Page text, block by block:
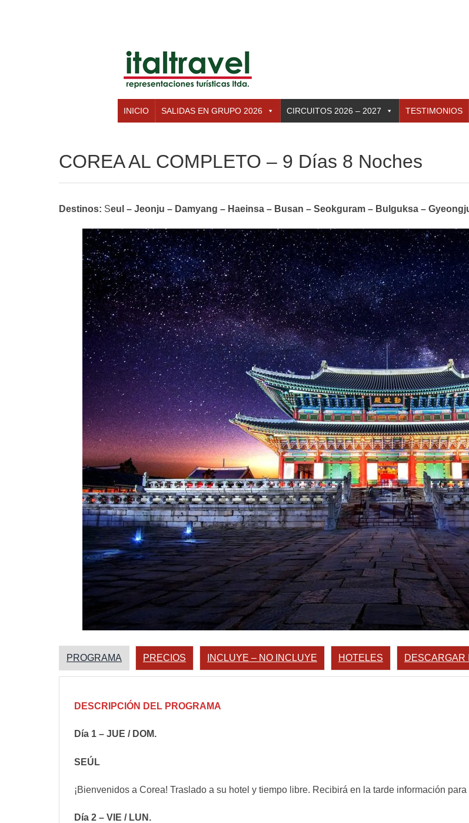
INICIO SALIDAS EN GRUPO 2026 CIRCUITOS 2026 – 2027 TESTIMONIOS
COREA AL COMPLETO – 9 Días 8 Noches
Destinos: Seul – Jeonju – Damyang – Haeinsa – Busan – Seokguram – Bulguksa –
PROGRAMA PRECIOS INCLUYE – NO INCLUYE HOTELES DESCARGAR
DESCRIPCIÓN DEL PROGRAMA
Día 1 – JUE / DOM.
SEÚL
¡Bienvenidos a Corea! Traslado a su hotel y tiempo libre. Recibirá en la tarde información
Día 2 – VIE / LUN.